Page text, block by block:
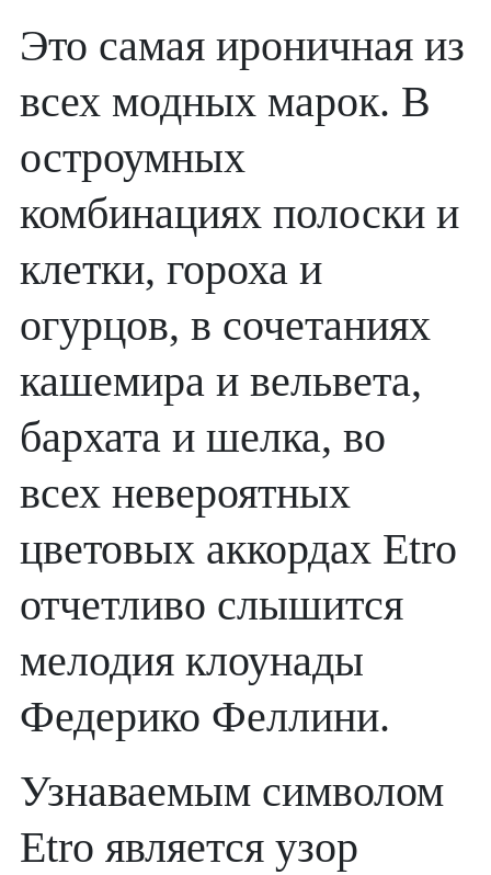
Это самая ироничная из
всех модных марок. В
остроумных
комбинациях полоски и
клетки, гороха и
огурцов, в сочетаниях
кашемира и вельвета,
бархата и шелка, во
всех невероятных
цветовых аккордах Etro
отчетливо слышится
мелодия клоунады
Федерико Феллини.
Узнаваемым символом
Etro является узор